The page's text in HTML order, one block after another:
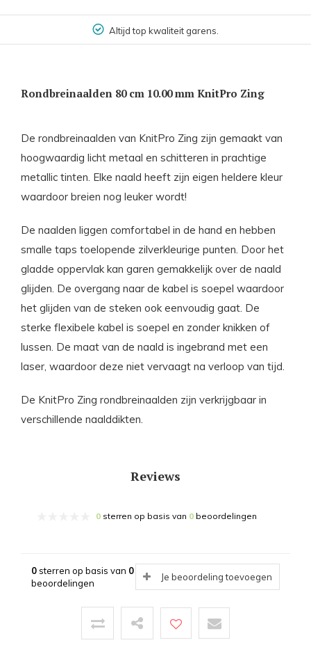
Altijd top kwaliteit garens.
Rondbreinaalden 80 cm 10.00 mm KnitPro Zing
De rondbreinaalden van KnitPro Zing zijn gemaakt van
hoogwaardig licht metaal en schitteren in prachtige
metallic tinten. Elke naald heeft zijn eigen heldere kleur
waardoor breien nog leuker wordt!
De naalden liggen comfortabel in de hand en hebben
smalle taps toelopende zilverkleurige punten. Door het
gladde oppervlak kan garen gemakkelijk over de naald
glijden. De overgang naar de kabel is soepel waardoor
het glijden van de steken ook eenvoudig gaat. De
sterke flexibele kabel is soepel en zonder knikken of
lussen. De maat van de naald is ingebrand met een
laser, waardoor deze niet vervaagt na verloop van tijd.
De KnitPro Zing rondbreinaalden zijn verkrijgbaar in
verschillende naalddikten.
Reviews
0 sterren op basis van 0 beoordelingen
0sterren op basis van 0
beoordelingen
Je beoordeling toevoegen